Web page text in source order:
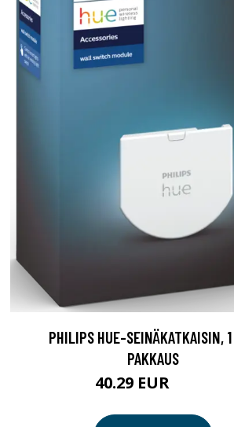
PHILIPS HUE-SEINÄKATKAISIN,
PAKKAUS
40.29 EUR